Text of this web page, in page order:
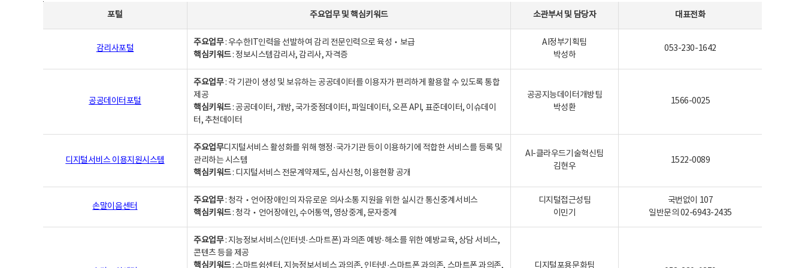
포털 주요업무및핵심키워드 소관부서 및 담당자 대표전화
감리사포털
주요업무: 우수한IT인력을 선발하여 감리 전문인력으로 육성‧보급
핵심키워드: 정보시스템감리사, 감리사, 자격증
AI정부기획팀
박성하
053-230-1642
공공데이터포털
주요업무: 각 기관이 생성 및 보유하는 공공데이터를 이용자가 편리하게 활용할 수 있도록 통합
제공
핵심키워드: 공공데이터, 개방, 국가중점데이터, 파일데이터, 오픈 API, 표준데이터, 이슈데이
터, 추천데이터
공공지능데이터개방팀
박성환
1566-0025
디지털서비스 이용지원시스템
주요업무디지털서비스 활성화를 위해 행정·국가기관 등이 이용하기에 적합한 서비스를 등록 및
관리하는 시스템
핵심키워드: 디지털서비스 전문계약제도, 심사신청, 이용현황 공개
AI-클라우드기술혁신팀
김현우
1522-0089
손말이음센터
주요업무: 청각‧언어장애인의 자유로운 의사소통 지원을 위한 실시간 통신중계서비스
핵심키워드: 청각‧언어장애인, 수어통역, 영상중계, 문자중계
디지털접근성팀
이민기
국번없이 107
일반문의 02-6943-2435
주요업무: 지능정보서비스(인터넷·스마트폰) 과의존 예방·해소를 위한 예방교육, 상담 서비스,
콘텐츠 등을 제공
핵심키워드: 스마트쉼센터, 지능정보서비스 과의존, 인터넷·스마트폰 과의존, 스마트폰 과의존, 디지털포용문화팀